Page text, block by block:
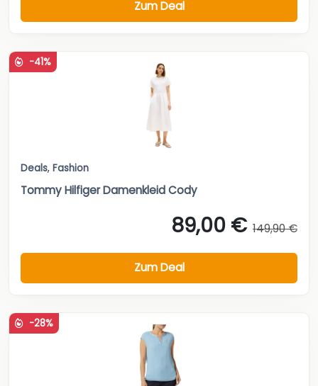
Zum Deal
-41%
Deals, Fashion
Tommy Hilfiger Damenkleid Cody
89,00 € 149,90 €
Zum Deal
-28%